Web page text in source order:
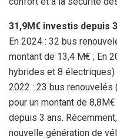
31,9M€ investis depuis
En 2024 : 32 bus
montant de 13,4 M€ ; En
hybrides et 8 électriques)
2022 : 23 bus
pour un montant de
depuis 3 ans.
nouvelle génération de